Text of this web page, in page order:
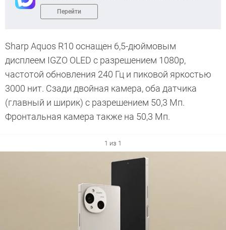
Перейти
Sharp Aquos R10 оснащен 6,5-дюймовым
дисплеем IGZO OLED с разрешением 1080p,
частотой обновления 240 Гц и пиковой яркостью
3000 нит. Сзади двойная камера, оба датчика
(главный и ширик) с разрешением 50,3 Мп.
Фронтальная камера также на 50,3 Мп.
1 из 1